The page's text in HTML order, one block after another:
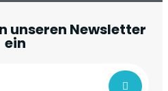
unseren Newsletter
ein